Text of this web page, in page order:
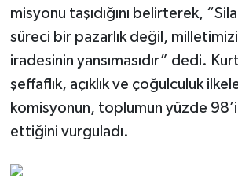
misyonu taşıdığını belirterek,
süreci bir pazarlık değil,
iradesinin yansımasıdır” dedi.
şeffaflık, açıklık ve çoğulculuk
komisyonun, toplumun yüzde
ettiğini vurguladı.